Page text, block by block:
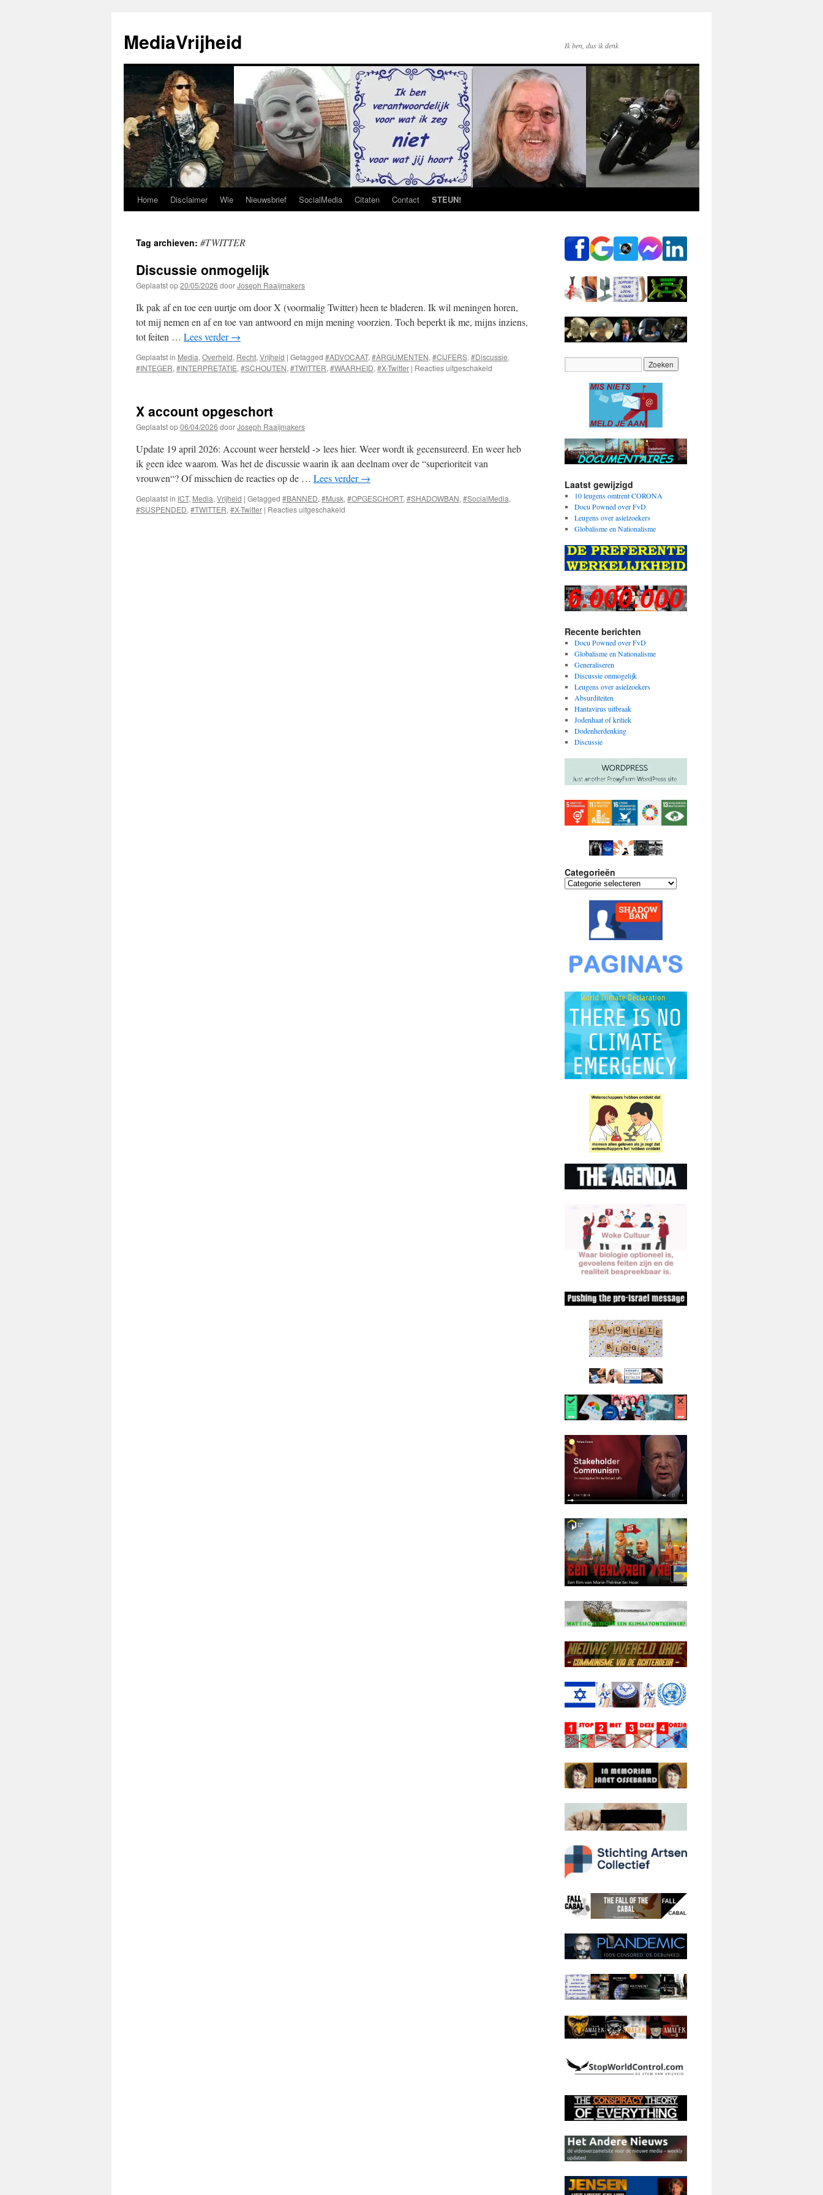
de
inhoud
MediaVrijheid Ik ben, dus ik denk
Home Disclaimer Wie Nieuwsbrief SocialMedia Citaten Contact STEUN!
Tag archieven: #TWITTER
Discussie onmogelijk
Geplaatst op20/05/2026 doorJoseph Raaijmakers
Ik pak af en toe een uurtje om door X (voormalig Twitter) heen te bladeren. Ik wil meningen horen,
tot mij nemen en af en toe van antwoord en mijn mening voorzien. Toch beperkt ik me, mijns inziens,
tot feiten … Lees verder→
Geplaatst in Media, Overheid, Recht, Vrijheid | Getagged #ADVOCAAT, #ARGUMENTEN, #CIJFERS, #Discussie,
#INTEGER, #INTERPRETATIE, #SCHOUTEN, #TWITTER, #WAARHEID, #X-Twitter | Reacties uitgeschakeld
X account opgeschort
Geplaatst op06/04/2026 doorJoseph Raaijmakers
Update 19 april 2026: Account weer hersteld -> lees hier. Weer wordt ik gecensureerd. En weer heb
ik geen idee waarom. Was het de discussie waarin ik aan deelnam over de “superioriteit van
vrouwen“? Of misschien de reacties op de … Lees verder→
Geplaatst in ICT, Media, Vrijheid | Getagged #BANNED, #Musk, #OPGESCHORT, #SHADOWBAN, #SocialMedia,
#SUSPENDED, #TWITTER, #X-Twitter | Reacties uitgeschakeld
Laatst gewijzigd
10 leugens omtrent CORONA
Docu Powned over FvD
Leugens over asielzoekers
Globalisme en Nationalisme
Recente berichten
Docu Powned over FvD
Globalisme en Nationalisme
Generaliseren
Discussie onmogelijk
Leugens over asielzoekers
Absurditeiten
Hantavirus uitbraak
Jodenhaat of kritiek
Dodenherdenking
Discussie
Categorieën
Categorieën